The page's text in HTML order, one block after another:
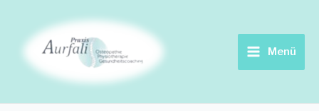
springen
Menu
Menü
Navigation